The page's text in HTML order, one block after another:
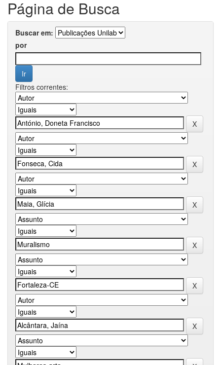
Página de Busca
Buscar em:
por
Filtros correntes: